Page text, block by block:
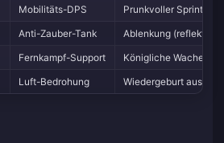
Mobilitäts-DPS
Prunkvoller Sprint
Anti-Zauber-Tank
Ablenkung (reflektiert
Fernkampf-Support
Königliche Wache
Luft-Bedrohung Wiedergeburt aus